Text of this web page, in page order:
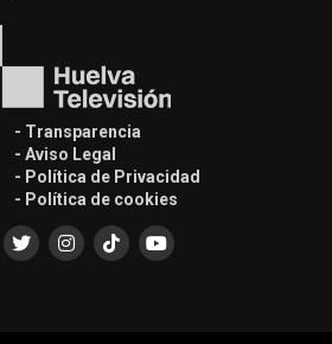
- Transparencia
- Aviso Legal
- Política de Privacidad
- Política de cookies